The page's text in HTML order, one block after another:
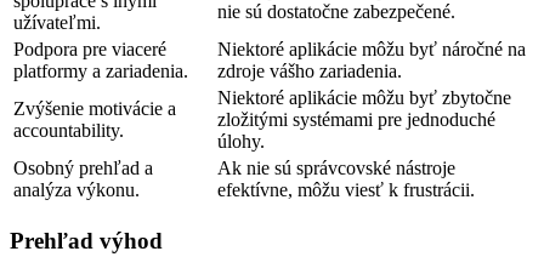
užívateľmi.
nie sú dostatočne zabezpečené.
Podpora pre viaceré
platformy a zariadenia.
Niektoré aplikácie môžu byť náročné na
zdroje vášho zariadenia.
Zvýšenie motivácie a
accountability.
Niektoré aplikácie môžu byť zbytočne
zložitými systémami pre jednoduché
úlohy.
Osobný prehľad a
analýza výkonu.
Ak nie sú správcovské nástroje
efektívne, môžu viesť k frustrácii.
Prehľad výhod